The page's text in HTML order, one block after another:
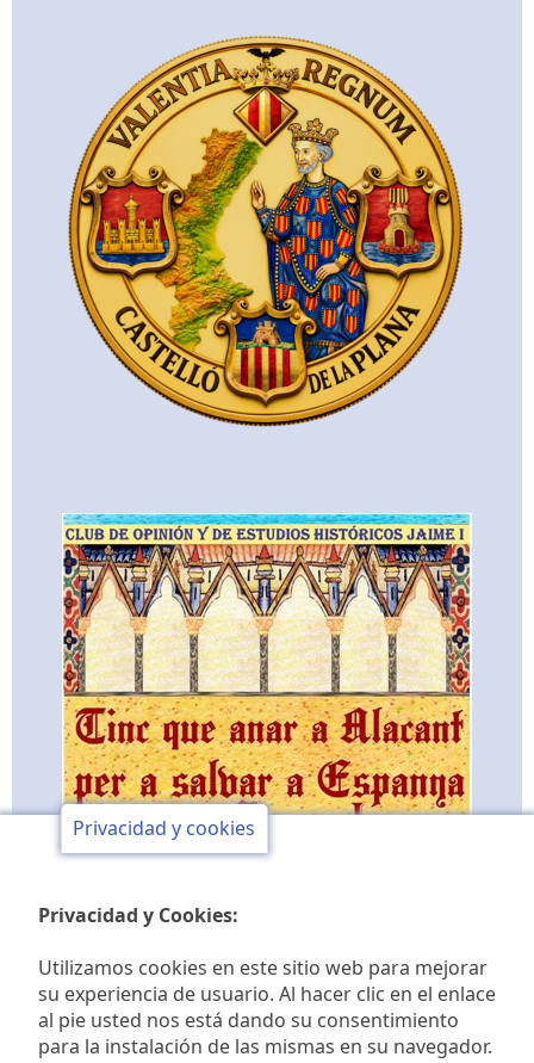
Club de opinión y de
Privacidad y cookies
Privacidad y Cookies:
Utilizamos cookies en este sitio web para mejorar
su experiencia de usuario. Al hacer clic en el enlace
al pie usted nos está dando su consentimiento
para la instalación de las mismas en su navegador.